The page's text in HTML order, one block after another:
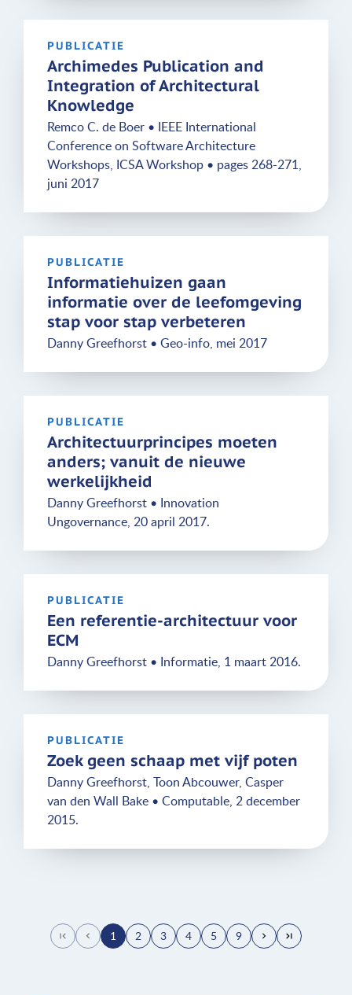
PUBLICATIE
Archimedes Publication and
Integration of Architectural
Knowledge
Remco C. de Boer • IEEE International
Conference on Software Architecture
Workshops, ICSA Workshop • pages 268-271,
juni 2017
PUBLICATIE
Informatiehuizen gaan
informatie over de leefomgeving
stap voor stap verbeteren
Danny Greefhorst • Geo-info, mei 2017
PUBLICATIE
Architectuurprincipes moeten
anders; vanuit de nieuwe
werkelijkheid
Danny Greefhorst • Innovation
Ungovernance, 20 april 2017.
PUBLICATIE
Een referentie-architectuur voor
ECM
Danny Greefhorst • Informatie, 1 maart 2016.
PUBLICATIE
Zoek geen schaap met vijf poten
Danny Greefhorst, Toon Abcouwer, Casper
van den Wall Bake • Computable, 2 december
2015.
1 2 3 4 5 9